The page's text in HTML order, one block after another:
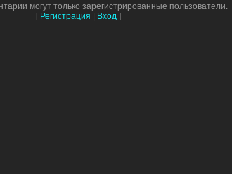
могут только зарегистрированные пользователи.
[ Регистрация | Вход ]